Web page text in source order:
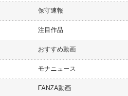
保守速報
注目作品
おすすめ動画
モナニュース
FANZA動画